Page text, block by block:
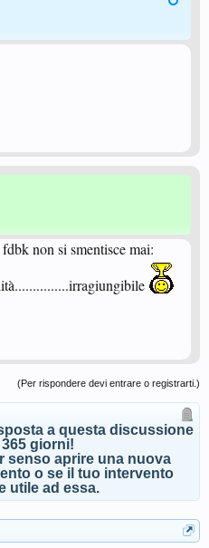
non si smentisce mai:
(Per rispondere devi entrare o registrarti.)
a questa discussione
giorni!
senso aprire una nuova
o se il tuo intervento
utile ad essa.